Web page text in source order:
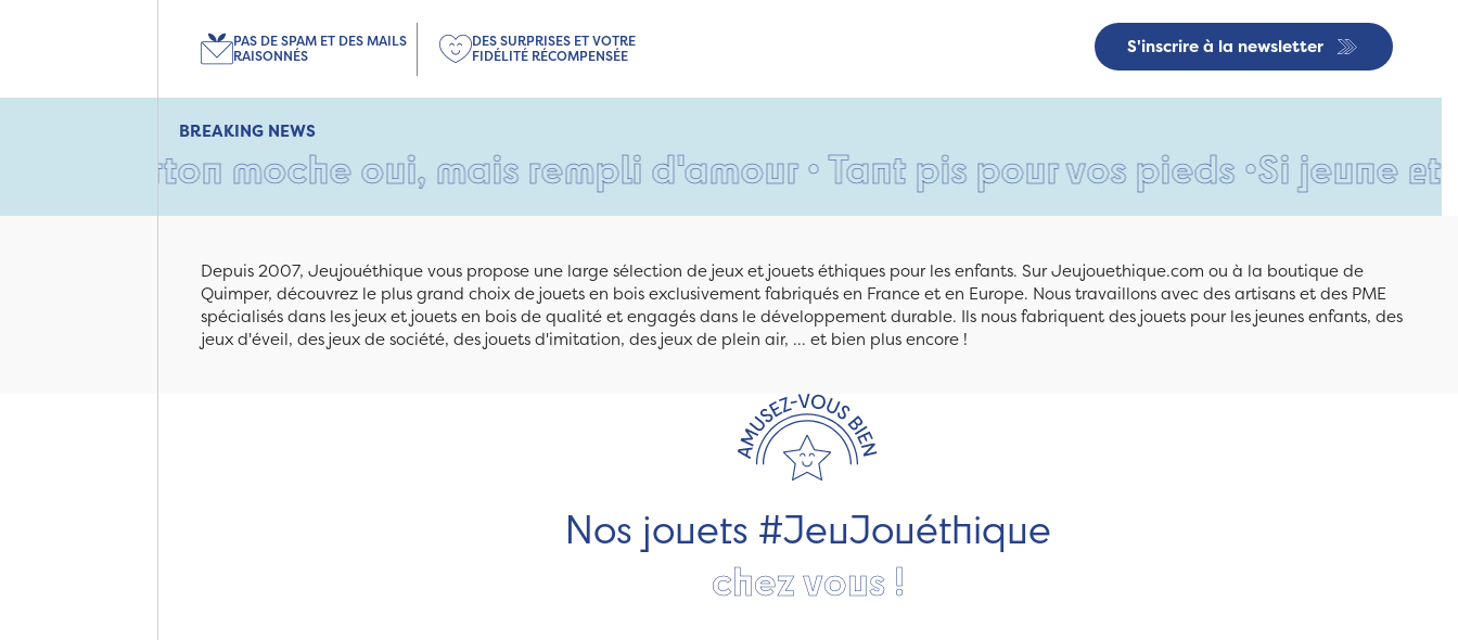
S'inscrire à la newsletter
PAS DE SPAM ET DES MAILS
RAISONNÉS
DES SURPRISES ET VOTRE
FIDÉLITÉ RÉCOMPENSÉE
BREAKING NEWS
moche oui, mais rempli d'amour • Tant pis pour vos pieds •Si jeune et déjà
Depuis 2007, Jeujouéthique vous propose une large sélection de jeux et jouets éthiques pour les enfants. Sur Jeujouethique.com ou à la boutique de
Quimper, découvrez le plus grand choix de jouets en bois exclusivement fabriqués en France et en Europe. Nous travaillons avec des artisans et des PME
spécialisés dans les jeux et jouets en bois de qualité et engagés dans le développement durable. Ils nous fabriquent des jouets pour les jeunes enfants, des
jeux d'éveil, des jeux de société, des jouets d'imitation, des jeux de plein air, ... et bien plus encore !
Nos jouets #JeuJouéthique
chez vous !